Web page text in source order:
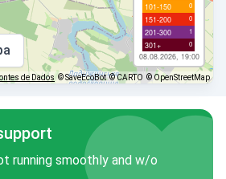
101-150 0
151-200 0
201-300 1
301+ 0
08.08.2026, 19:00
de Dados © SaveEcoBot © CARTO © OpenStreetMap
running smoothly and w/o